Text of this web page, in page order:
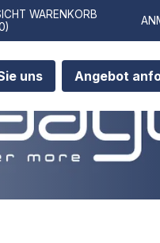
WARENKORB
)
uns Angebot